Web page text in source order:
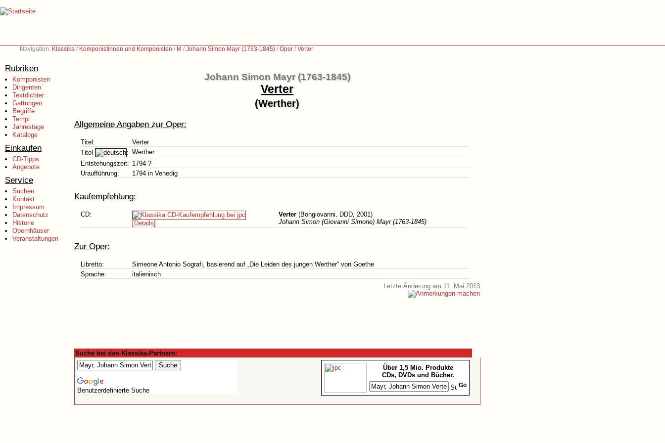
Navigation: Klassika / Komponistinnen und Komponisten / M /Johann Simon Mayr (1763-1845) /Oper /Verter
Rubriken
Komponisten
Dirigenten
Textdichter
Gattungen
Begriffe
Tempi
Jahrestage
Kataloge
Einkaufen
CD-Tipps
Angebote
Service
Suchen
Kontakt
Impressum
Datenschutz
Historie
Opernhäuser
Veranstaltungen
Johann Simon Mayr (1763-1845)
Verter
(Werther)
Allgemeine Angaben zur Oper:
Titel:
Verter
Titel
: Werther
Entstehungszeit: 1794 ?
Uraufführung:
1794 in Venedig
Kaufempfehlung:
CD:
[Details]
Verter (Bongiovanni, DDD, 2001)
Johann Simon (Giovanni Simone) Mayr (1763-1845)
Zur Oper:
Libretto:
Simeone Antonio Sografi, basierend auf „Die Leiden des jungen Werther“ von Goethe
Sprache:
italienisch
Letzte Änderung am 11. Mai 2013
Suche bei den Klassika-Partnern:
Benutzerdefinierte Suche
Über 1,5 Mio. Produkte
CDs, DVDs und Bücher.
Go